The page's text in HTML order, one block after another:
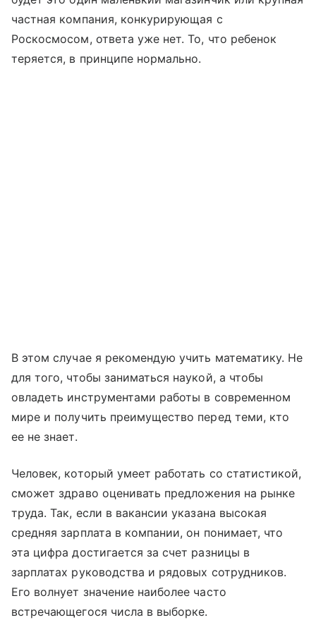
частная компания, конкурирующая с
Роскосмосом, ответа уже нет. То, что ребенок
теряется, в принципе нормально.
В этом случае я рекомендую учить математику. Не
для того, чтобы заниматься наукой, а чтобы
овладеть инструментами работы в современном
мире и получить преимущество перед теми, кто
ее не знает.
Человек, который умеет работать со статистикой,
сможет здраво оценивать предложения на рынке
труда. Так, если в вакансии указана высокая
средняя зарплата в компании, он понимает, что
эта цифра достигается за счет разницы в
зарплатах руководства и рядовых сотрудников.
Его волнует значение наиболее часто
встречающегося числа в выборке.